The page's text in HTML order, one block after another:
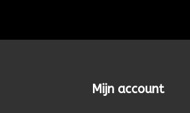
Mijn account